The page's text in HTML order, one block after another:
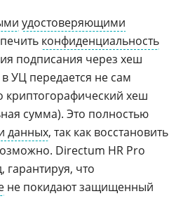
удостоверяющими
конфиденциальность
подписания через хеш
УЦ передается не сам
криптогорафический хеш
сумма). Это полностью
данных, так как восстановить
Directum HR Pro
гарантируя, что
не покидают защищенный